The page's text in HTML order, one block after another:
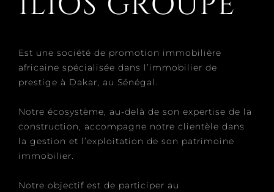
Est une société de promotion immobilière
africaine spécialisée dans l’immobilier de
prestige à Dakar, au Sénégal.
Notre écosystème, au-delà de son expertise de la
construction, accompagne notre clientèle dans
la gestion et l’exploitation de son patrimoine
immobilier.
Notre objectif est de participer au